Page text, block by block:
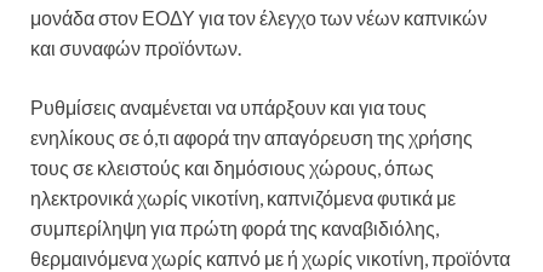
μονάδα στον ΕΟΔΥ για τον έλεγχο των νέων καπνικών
και συναφών προϊόντων.
Ρυθμίσεις αναμένεται να υπάρξουν και για τους
ενηλίκους σε ό,τι αφορά την απαγόρευση της χρήσης
τους σε κλειστούς και δημόσιους χώρους, όπως
ηλεκτρονικά χωρίς νικοτίνη, καπνιζόμενα φυτικά με
συμπερίληψη για πρώτη φορά της καναβιδιόλης,
θερμαινόμενα χωρίς καπνό με ή χωρίς νικοτίνη, προϊόντα